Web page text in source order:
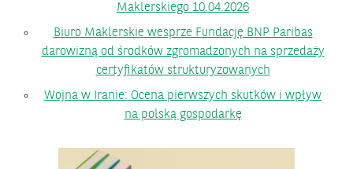
Maklerskiego 10.04.2026
Biuro Maklerskie wesprze Fundację BNP Paribas
darowizną od środków zgromadzonych na sprzedaży
certyfikatów strukturyzowanych
Wojna w Iranie: Ocena pierwszych skutków i wpływ
na polską gospodarkę